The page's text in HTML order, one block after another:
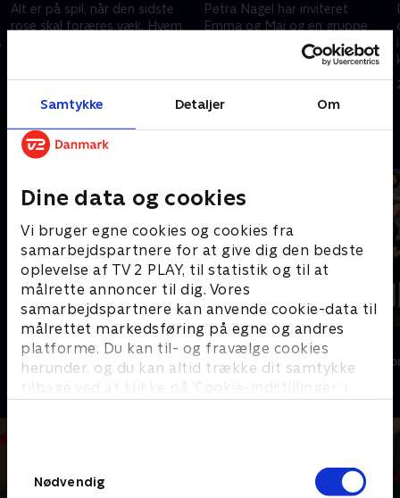
Samtykke Detaljer Om
Dine data og cookies
Vi bruger egne cookies og cookies fra
samarbejdspartnere for at give dig den bedste
oplevelse af TV 2 PLAY, til statistik og til at
målrette annoncer til dig. Vores
samarbejdspartnere kan anvende cookie-data til
målrettet markedsføring på egne og andres
platforme. Du kan til- og fravælge cookies
herunder, og du kan altid trække dit samtykke
tilbage ved at klikke på ’Cookie-indstillinger’ i
Nødvendig
Alt er på spil, når den sidste
rose skal foræres væk. Hvem
uden en rose - og med et
15. juli 2025 • 46 min
Petra Nagel har inviteret
Emma og Mai og en gruppe
nøje udvalgte mænd på en
sandhedsfrokost hjemme i
Danmark, for hvad skete der
16. juli 2025 • 32 min
Andre så også
Landmand søger kærlighed
Reality • 13 sæsoner
Forræder
Reality • 4